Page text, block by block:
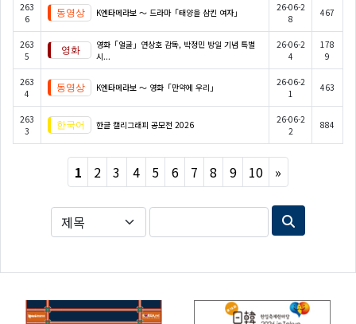
263
6
K엔타메라보 ～ 드라마「태양을 삼킨 여자」
26-06-2
8
467
263
5
영화「얼굴」연상호 감독, 박정민 방일 기념 특별
시...
26-06-2
4
178
9
263
4
K엔타메라보 ～ 영화「만약에 우리」
26-06-2
1
463
263
3
한글 캘리그래피 공모전 2026
26-06-2
2
884
1 2 3 4 5 6 7 8 9 10 »